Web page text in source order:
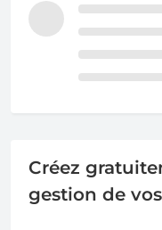
Créez
gestion de